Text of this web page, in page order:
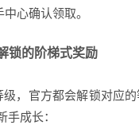
心确认领取。
锁的阶梯式奖励
，官方都会解锁对应
成长：